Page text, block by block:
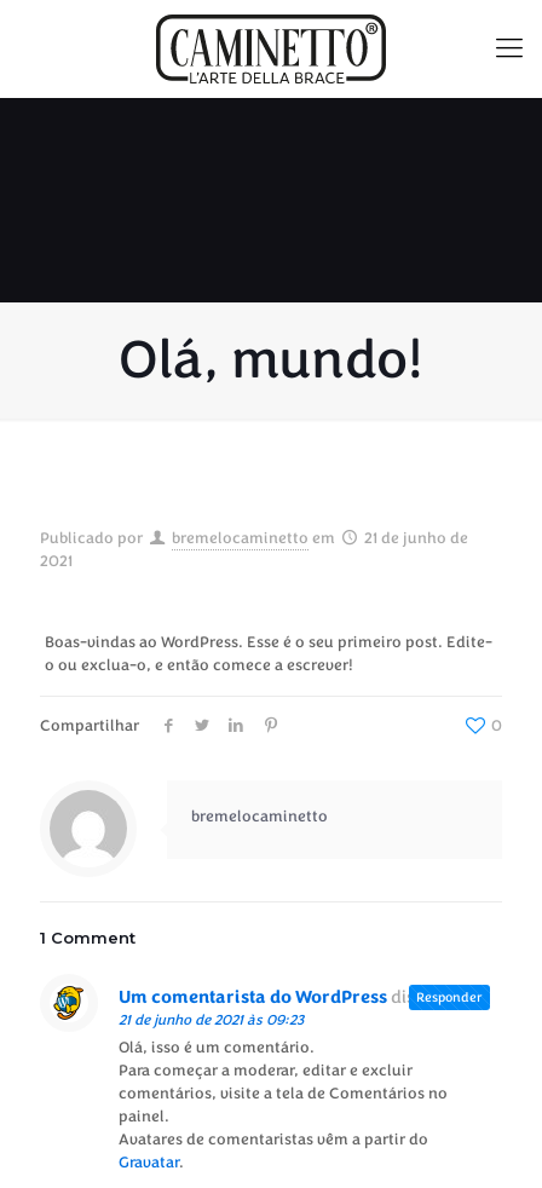
Olá, mundo!
Publicado por bremelocaminetto em
21 de junho de
2021
Boas-vindas ao WordPress. Esse é o seu primeiro post. Edite-
o ou exclua-o, e então comece a escrever!
Compartilhar 0
bremelocaminetto
1 Comment
Um comentarista do WordPress disse:
21 de junho de 2021 às 09:23
Olá, isso é um comentário.
Para começar a moderar, editar e excluir
comentários, visite a tela de Comentários no
painel.
Avatares de comentaristas vêm a partir do
Gravatar.
Responder